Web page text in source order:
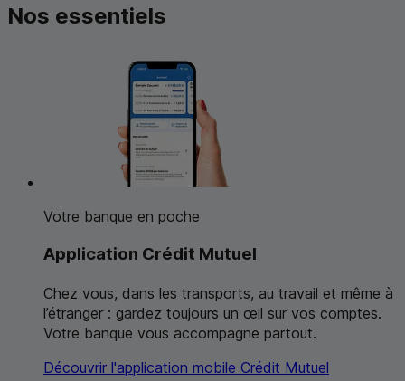
Nos essentiels
Votre banque en poche
Application Crédit Mutuel
Chez vous, dans les transports, au travail et même à
l’étranger : gardez toujours un œil sur vos comptes.
Votre banque vous accompagne partout.
Découvrir l'application mobile Crédit Mutuel